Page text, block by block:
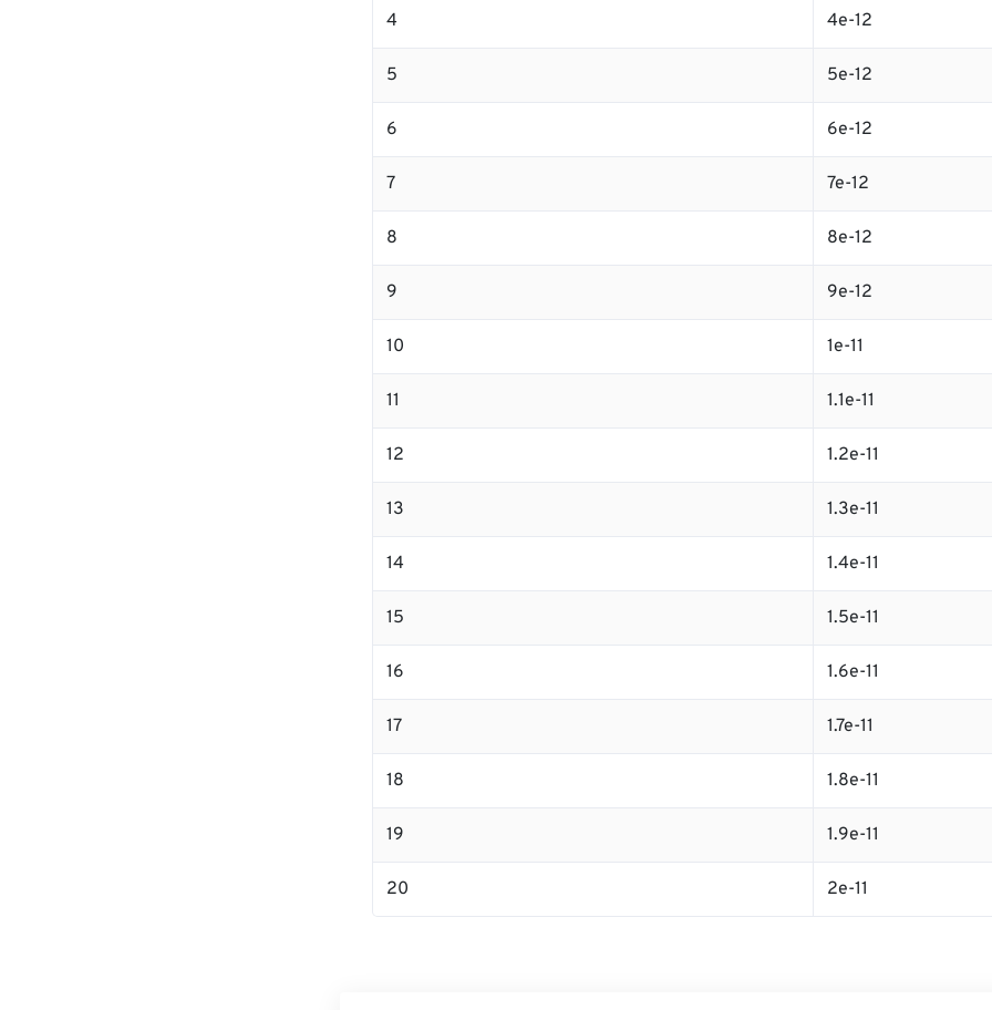
4 4e-12
5 5e-12
6 6e-12
7 7e-12
8 8e-12
9 9e-12
10 1e-11
11 1.1e-11
12 1.2e-11
13 1.3e-11
14 1.4e-11
15 1.5e-11
16 1.6e-11
17 1.7e-11
18 1.8e-11
19 1.9e-11
20 2e-11